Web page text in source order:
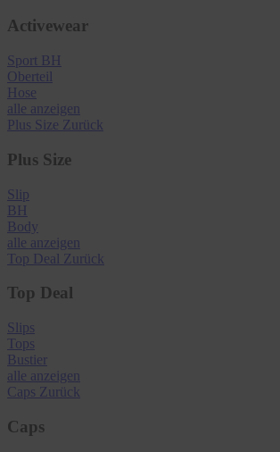
Activewear
Sport BH
Oberteil
Hose
alle anzeigen
Plus Size Zurück
Plus Size
Slip
BH
Body
alle anzeigen
Top Deal Zurück
Top Deal
Slips
Tops
Bustier
alle anzeigen
Caps Zurück
Caps